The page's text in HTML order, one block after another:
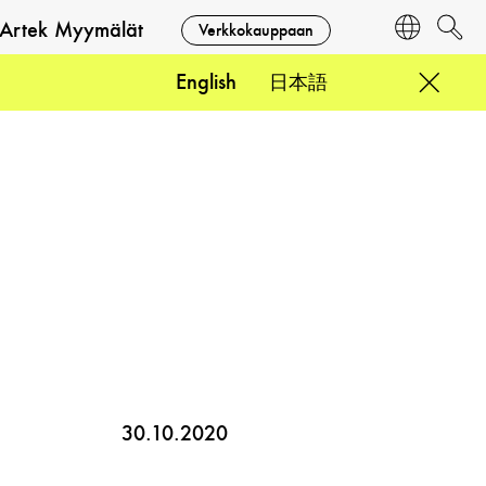
Artek Myymälät Verkkokauppaan Kieli Etsi
English 日本語
30.10.2020